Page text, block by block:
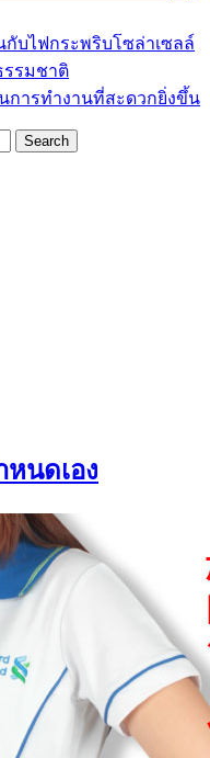
กับไฟกระพริบโซล่าเซลล์
รรมชาติ
การทำงานที่สะดวกยิ่งขึ้น
นดเอง